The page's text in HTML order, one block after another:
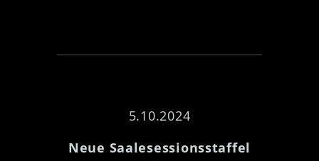
5.10.2024
Neue Saalesessionsstaffel